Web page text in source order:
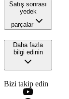
Satış sonrası
yedek
parçalar
Daha fazla
bilgi edinin
Bizi takip edin